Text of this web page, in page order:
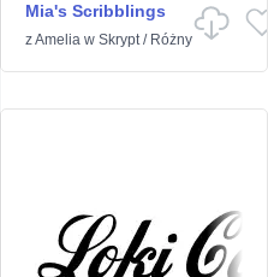
Mia's Scribblings
zAmelia w Skrypt/ Różny